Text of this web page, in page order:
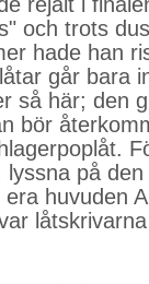
och trots
hade han
går bara
så här; den
bör
på
huvuden